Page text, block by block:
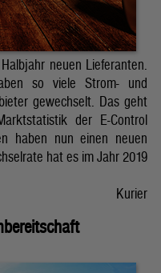
neuen Lieferanten.
so viele Strom- und
gewechselt. Das geht
der E-Control
haben nun einen neuen
hat es im Jahr 2019
Kurier